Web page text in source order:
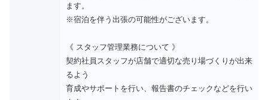
ます。
※宿泊を伴う出張の可能性がございます。
《 スタッフ管理業務について 》
契約社員スタッフが店舗で適切な売り場づくりが出来
るよう
育成やサポートを行い、報告書のチェックなどを行い